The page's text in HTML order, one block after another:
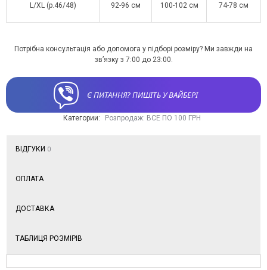
L/XL (р.46/48) 92-96 см 100-102 см 74-78 см
Потрібна консультація або допомога у підборі розміру? Ми завжди на
зв’язку з 7:00 до 23:00.
Є ПИТАННЯ? ПИШІТЬ У ВАЙБЕРІ
Категории: Розпродаж: ВСЕ ПО 100 ГРН
ВІДГУКИ 0
ОПЛАТА
ДОСТАВКА
ТАБЛИЦЯ РОЗМІРІВ